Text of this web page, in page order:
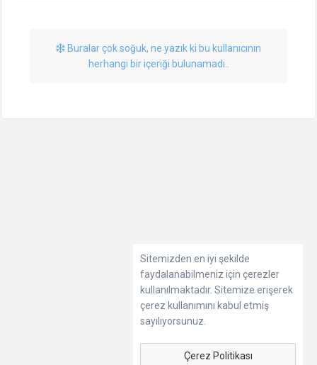
Buralar çok soğuk, ne yazık ki bu kullanıcının
herhangi bir içeriği bulunamadı..
Sitemizden en iyi şekilde
faydalanabilmeniz için çerezler
kullanılmaktadır. Sitemize erişerek
çerez kullanımını kabul etmiş
sayılıyorsunuz.
Çerez Politikası